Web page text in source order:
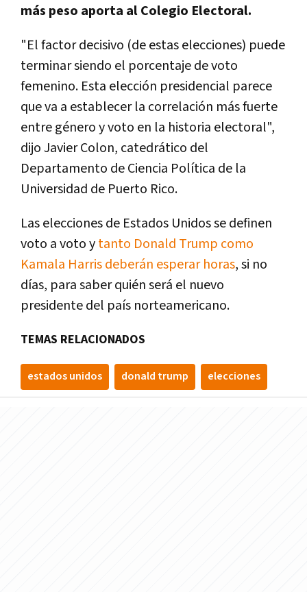
más peso aporta al Colegio Electoral.
"El factor decisivo (de estas elecciones) puede
terminar siendo el porcentaje de voto
femenino. Esta elección presidencial parece
que va a establecer la correlación más fuerte
entre género y voto en la historia electoral",
dijo Javier Colon, catedrático del
Departamento de Ciencia Política de la
Universidad de Puerto Rico.
Las elecciones de Estados Unidos se definen
voto a voto ytanto Donald Trump como
Kamala Harris deberán esperar horas, si no
días, para saber quién será el nuevo
presidente del país norteamericano.
TEMAS RELACIONADOS
estados unidos donald trump elecciones